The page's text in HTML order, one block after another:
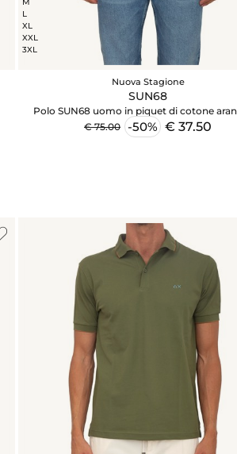
M
L
XL
XXL
3XL
Nuova Stagione
SUN68
Polo SUN68 uomo in piquet di cotone
€ 75.00 -50% € 37.50